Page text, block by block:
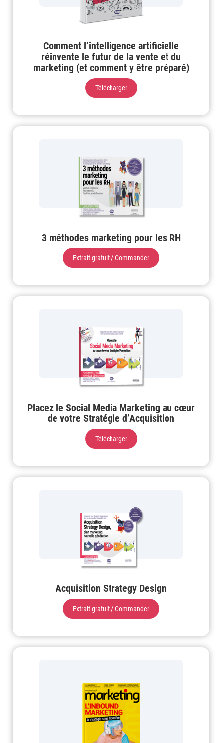
Comment l’intelligence artificielle
réinvente le futur de la vente et du
marketing (et comment y être préparé)
Télécharger
3 méthodes marketing pour les RH
Extrait gratuit / Commander
Placez le Social Media Marketing au cœur
de votre Stratégie d’Acquisition
Télécharger
Acquisition Strategy Design
Extrait gratuit / Commander